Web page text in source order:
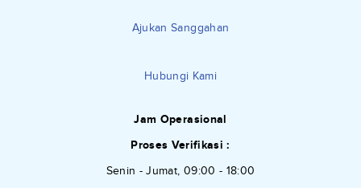
Ajukan Sanggahan
Hubungi Kami
Jam Operasional
Proses Verifikasi :
Senin - Jumat, 09:00 - 18:00